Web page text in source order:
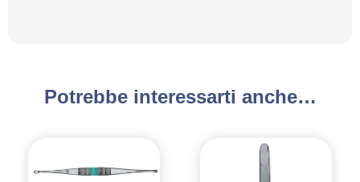
Potrebbe interessarti anche…